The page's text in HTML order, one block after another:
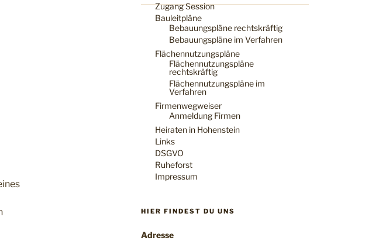
Zugang Session
Bauleitpläne
Bebauungspläne rechtskräftig
Bebauungspläne im Verfahren
Flächennutzungspläne
Flächennutzungspläne
rechtskräftig
Flächennutzungspläne im
Verfahren
Firmenwegweiser
Anmeldung Firmen
Heiraten in Hohenstein
Links
DSGVO
Ruheforst
Impressum
HIER FINDEST DU UNS
Adresse